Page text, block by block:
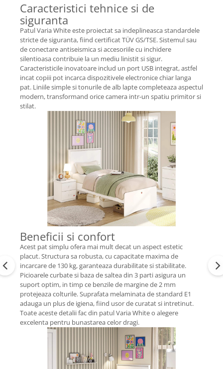
Caracteristici tehnice si de
siguranta
Patul Varia White este proiectat sa indeplineasca standardele
stricte de siguranta, fiind certificat TÜV GS/TSE. Sistemul sau
de conectare antiseismica si accesoriile cu inchidere
silentioasa contribuie la un mediu linistit si sigur.
Caracteristicile inovatoare includ un port USB integrat, astfel
incat copiii pot incarca dispozitivele electronice chiar langa
pat. Liniile simple si tonurile de alb lapte completeaza aspectul
modern, transformand orice camera intr-un spatiu primitor si
stilat.
Beneficii si confort
Acest pat simplu ofera mai mult decat un aspect estetic
placut. Structura sa robusta, cu capacitate maxima de
incarcare de 130 kg, garanteaza durabilitate si stabilitate.
Picioarele curbate si baza de saltea din 3 parti asigura un
suport optim, in timp ce benzile de margine de 2 mm
protejeaza colturile. Suprafata melaminata de standard E1
adauga un plus de igiena, fiind usor de curatat si intretinut.
Toate aceste detalii fac din patul Varia White o alegere
excelenta pentru bunastarea celor dragi.